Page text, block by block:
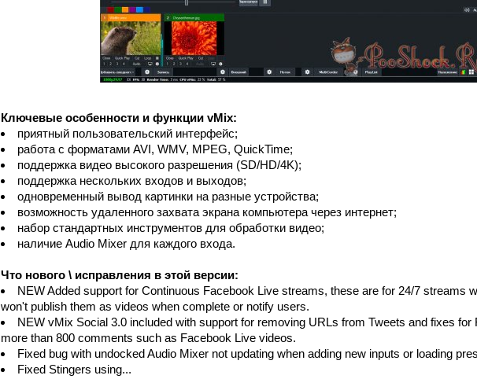
Ключевые особенности и функции vMix:
приятный пользовательский интерфейс;
работа с форматами AVI, WMV, MPEG, QuickTime;
поддержка видео высокого разрешения (SD/HD/4K);
поддержка нескольких входов и выходов;
одновременный вывод картинки на разные устройства;
возможность удаленного захвата экрана компьютера через интернет;
набор стандартных инструментов для обработки видео;
наличие Audio Mixer для каждого входа.
Что нового \ исправления в этой версии:
NEW Added support for Continuous Facebook Live streams, these are for 24/7 streams
won't publish them as videos when complete or notify users.
NEW vMix Social 3.0 included with support for removing URLs from Tweets and fixes for
more than 800 comments such as Facebook Live videos.
Fixed bug with undocked Audio Mixer not updating when adding new inputs or loading
Fixed Stingers using...